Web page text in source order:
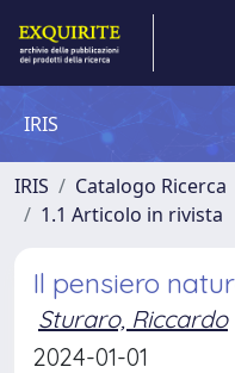
IRIS
IRIS Catalogo Ricerca
1.1 Articolo in rivista
Il pensiero
Sturaro, Riccardo
2024-01-01